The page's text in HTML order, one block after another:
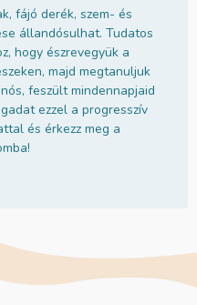
fájó derék, szem- és
állandósulhat. Tudatos
hogy észrevegyük a
majd megtanuljuk
feszült mindennapjaid
ezzel a progresszív
és érkezz meg a